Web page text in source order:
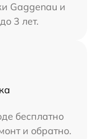
Gaggenau и
3 лет.
бесплатно
и обратно.